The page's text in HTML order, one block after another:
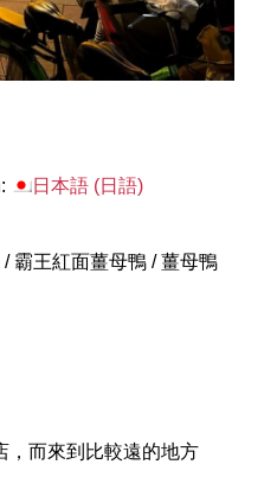
日本語(日語)
霸王紅面薑母鴨 / 薑母鴨
，而來到比較遠的地方